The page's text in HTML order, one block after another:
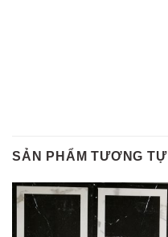
SẢN PHẨM TƯƠNG TỰ